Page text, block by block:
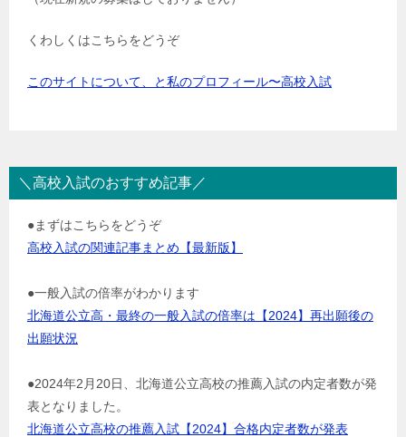
くわしくはこちらをどうぞ
このサイトについて、と私のプロフィール〜高校入試
＼高校入試のおすすめ記事／
●まずはこちらをどうぞ
高校入試の関連記事まとめ【最新版】
●一般入試の倍率がわかります
北海道公立高・最終の一般入試の倍率は【2024】再出願後の
出願状況
●2024年2月20日、北海道公立高校の推薦入試の内定者数が発
表となりました。
北海道公立高校の推薦入試【2024】合格内定者数が発表